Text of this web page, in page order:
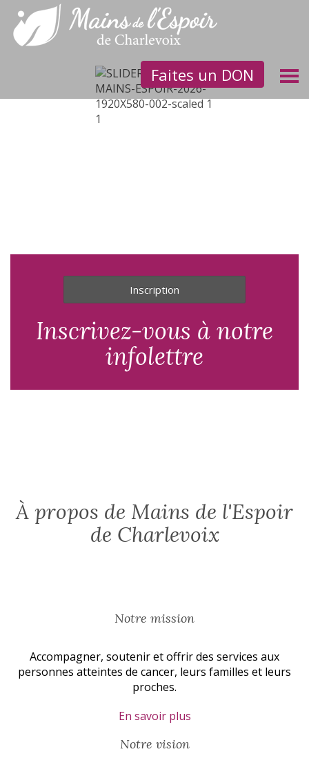
Faites un DON
Inscription
Inscrivez-vous à notre
infolettre
À propos de Mains de l'Espoir
de Charlevoix
Notre mission
Accompagner, soutenir et offrir des services aux
personnes atteintes de cancer, leurs familles et leurs
proches.
En savoir plus
Notre vision